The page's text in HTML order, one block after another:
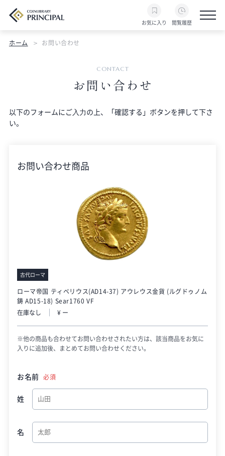
お気に入り 閲覧履歴
ホーム お問い合わせ
CONTACT
お問い合わせ
以下のフォームにご⼊⼒の上、「確認する」ボタンを押して下さ
い。
お問い合わせ商品
古代ローマ
ローマ帝国 ティベリウス(AD14-37) アウレウス金貨 (ルグドゥノム
鋳 AD15-18) Sear1760 VF
在庫なし
¥ ー
※他の商品も合わせてお問い合わせされたい方は、該当商品をお気に
入りに追加後、まとめてお問い合わせください。
お名前 必須
姓
名